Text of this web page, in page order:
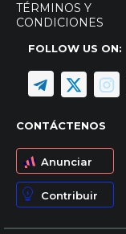
TÉRMINOS Y
CONDICIONES
FOLLOW US ON:
CONTÁCTENOS
Anunciar
Contribuir